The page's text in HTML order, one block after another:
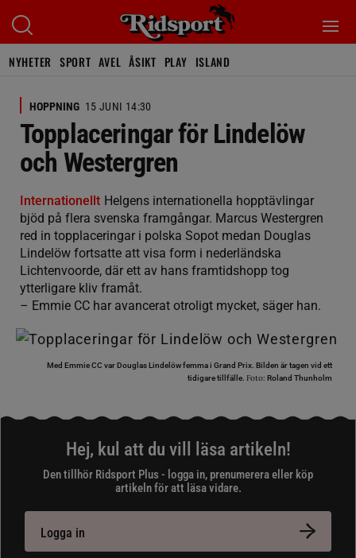
NYHETER SPORT AVEL ÅSIKT PLAY ISLAND
HOPPNING 15 JUNI 14:30
Topplaceringar för Lindelöw
och Westergren
Internationellt Helgens internationella hopptävlingar
bjöd på flera svenska framgångar. Marcus Westergren
red in topplaceringar i polska Sopot medan Douglas
Lindelöw fortsatte att visa form i nederländska
Lichtenvoorde, där ett av hans framtidshopp tog
ytterligare kliv framåt.
– Emmie CC har avancerat otroligt mycket, säger han.
Med Emmie CC var Douglas Lindelöw femma i Grand Prix. Bilden är tagen vid ett
tidigare tillfälle. Foto: Roland Thunholm
Hej, kul att du vill läsa artikeln!
Den tillhör Ridsport Plus - logga in, prenumerera eller köp
artikeln för att läsa vidare.
Logga in